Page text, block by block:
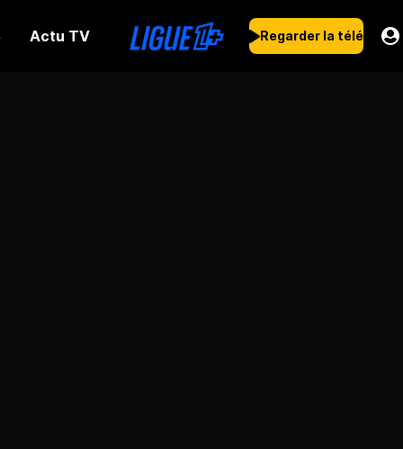
Actu TV Regarder la télé